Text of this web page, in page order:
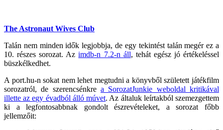
The Astronaut Wives Club
Talán nem minden idők legjobbja, de egy tekintést talán megér ez a
10. részes sorozat. Azimdb-n 7.2-n áll, tehát egész jó értékeléssel
büszkélkedhet.
A port.hu-n sokat nem lehet megtudni a könyvből született játékfilm
sorozatról, de szerencsénkre a SorozatJunkie weboldal kritikával
illette az egy évadból álló múvet. Az általuk leírtakból szemezgettem
ki a legfontosabbnak gondolt észrevételeket, a sorozat főbb
jellemzőit: